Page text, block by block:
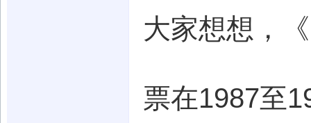
大家想想，
票在1987至